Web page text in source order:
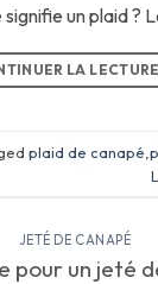
signifie un plaid ?
LA LECTURE
plaid de canapé
JETÉ DE CANAPÉ
pour un jeté